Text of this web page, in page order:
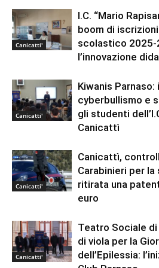
Canicatti'
I.C. “Mario
boom di iscrizioni
scolastico 2025-
l’innovazione
Canicatti'
Kiwanis
cyberbullismo e
gli studenti
Canicattì
Canicatti'
Canicattì,
Carabinieri per
ritirata una
euro
Canicatti'
Teatro Sociale
di viola per la
dell’Epilessia: